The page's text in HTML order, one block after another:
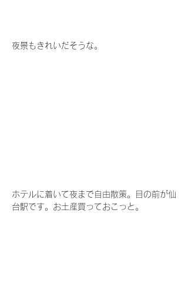
夜景もきれいだそうな。
ホテルに着いて夜まで自由散策。目の前が仙
台駅です。お土産買っておこっと。